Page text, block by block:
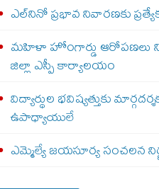
ఎల్‌నినో ప్రభావ నివారణకు
మహిళా హోంగార్డు ఆరోపణలు
జిల్లా ఎస్పీ కార్యాలయం
విద్యార్థుల భవిష్యత్తుకు
ఉపాధ్యాయులే
ఎమ్మెల్యే జయసూర్య సంచలన